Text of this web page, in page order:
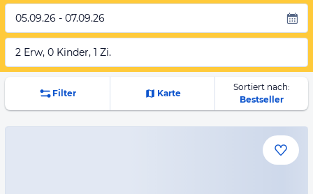
05.09.26 - 07.09.26
2 Erw, 0 Kinder, 1 Zi.
Filter Karte
Sortiert nach:
Bestseller